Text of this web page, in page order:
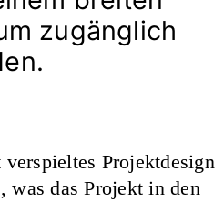
zugänglich
Projektdesign
was das Projekt in den